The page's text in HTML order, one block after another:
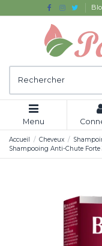
Menu
Accueil Cheveux
Shampooing Anti-Chute Forte